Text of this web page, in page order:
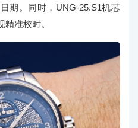
期。同时，UNG-25.S1机芯
准校时。